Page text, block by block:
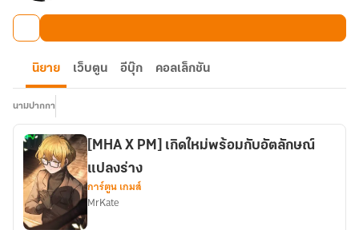
นิยาย เว็บตูน อีบุ๊ก คอลเล็กชัน
นามปากกา
[MHA X PM] เกิดใหม่พร้อมกับอัตลักษณ์
แปลงร่าง
การ์ตูน เกมส์
MrKate